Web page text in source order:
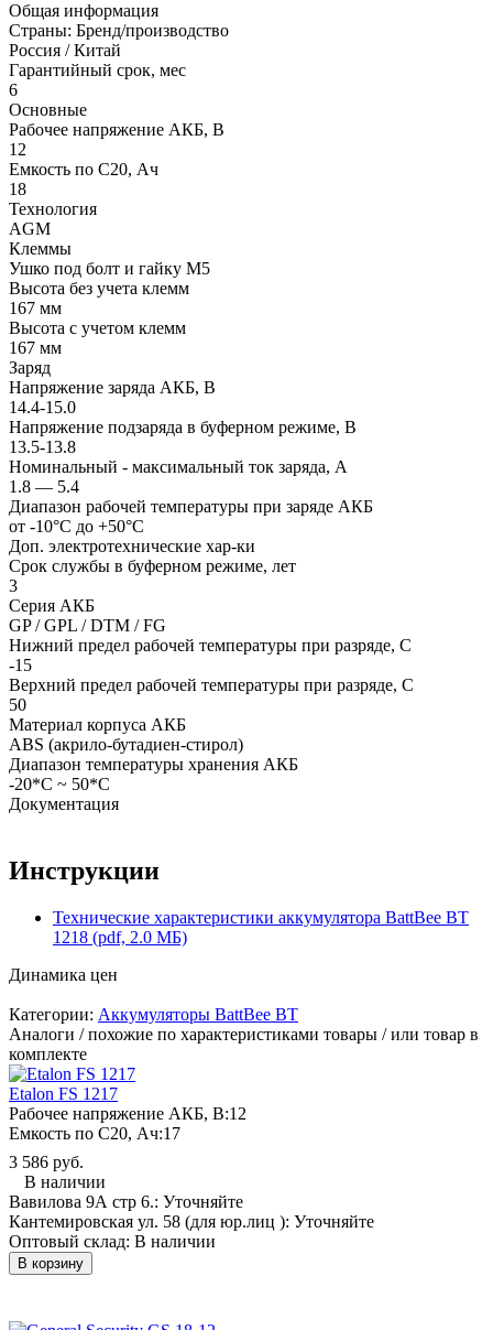
Общая информация
Страны: Бренд/производство
Россия / Китай
Гарантийный срок, мес
6
Основные
Рабочее напряжение АКБ, B
12
Емкость по С20, Ач
18
Технология
AGM
Клеммы
Ушко под болт и гайку М5
Высота без учета клемм
167 мм
Высота с учетом клемм
167 мм
Заряд
Напряжение заряда АКБ, В
14.4-15.0
Напряжение подзаряда в буферном режиме, В
13.5-13.8
Номинальный - максимальный ток заряда, А
1.8 — 5.4
Диапазон рабочей температуры при заряде АКБ
от -10°С до +50°С
Доп. электротехнические хар-ки
Срок службы в буферном режиме, лет
3
Серия АКБ
GP / GPL / DTM / FG
Нижний предел рабочей температуры при разряде, С
-15
Верхний предел рабочей температуры при разряде, С
50
Материал корпуса АКБ
ABS (акрило-бутадиен-стирол)
Диапазон температуры хранения АКБ
-20*С ~ 50*С
Документация
Инструкции
Технические характеристики аккумулятора BattBee BT
1218 (pdf, 2.0 МБ)
Динамика цен
Категории: Аккумуляторы BattBee BT
Аналоги / похожие по характеристиками товары / или товар в
комплекте
Etalon FS 1217
Рабочее напряжение АКБ, B:12
Емкость по С20, Ач:17
3 586 руб.
В наличии
Вавилова 9А стр 6.: Уточняйте
Кантемировская ул. 58 (для юр.лиц ): Уточняйте
Оптовый склад: В наличии
В корзину